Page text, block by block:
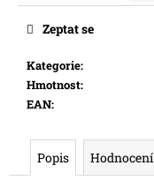
Kategorie:
Hmotnost:
EAN:
Zeptat se
Popis Hodnocení
j
e
e
05:
LEGENDS